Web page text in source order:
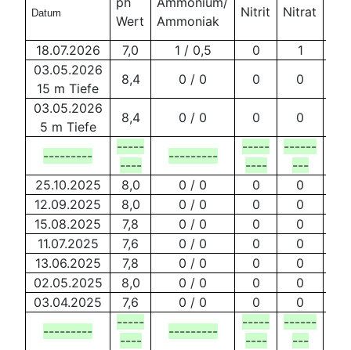
Datum
Wert
Ammoniak
Nitrit Nitrat
18.07.2026 7,0 1 / 0,5 0 1
03.05.2026
15 m Tiefe
8,4 0 / 0 0
0
03.05.2026
5 m Tiefe
8,4 0 / 0 0 0
---------
-----
----
---------
-----
----
------
---
25.10.2025
8,0 0 / 0 0
0
12.09.2025
8,0 0 / 0 0
0
15.08.2025
7,8 0 / 0 0
0
11.07.2025
7,6 0 / 0 0
0
13.06.2025
7,8 0 / 0 0
0
02.05.2025
8,0 0 / 0 0
0
03.04.2025
7,6 0 / 0 0
0
---------
-----
----
---------
-----
----
------
---